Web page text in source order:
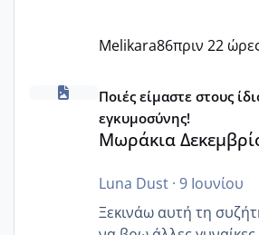
Melikara86πριν 22
Μωράκια Δεκεμβρίου 2026
Ποιές είμαστε στους
εγκυμοσύνης!
Μωράκια
Luna Dust· 9 Ιουνίου
Ξεκινάω αυτή τη